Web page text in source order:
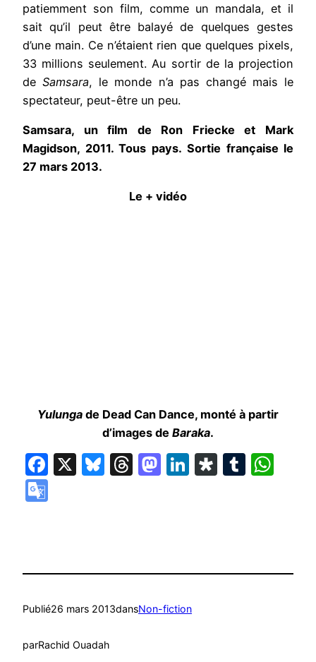
patiemment son film, comme un mandala, et il
sait qu’il peut être balayé de quelques gestes
d’une main. Ce n’étaient rien que quelques pixels,
33 millions seulement. Au sortir de la projection
deSamsara, le monde n’a pas changé mais le
spectateur, peut-être un peu.
Samsara, un film de Ron Friecke et Mark
Magidson, 2011. Tous pays. Sortie française le
27 mars 2013.
Le + vidéo
Yulunga de Dead Can Dance, monté à partir
d’images de Baraka.
Facebook
X Bluesky
Threads
Mastodon
LinkedIn
Diaspora
Publié26 mars 2013dansNon-fiction
parRachid Ouadah